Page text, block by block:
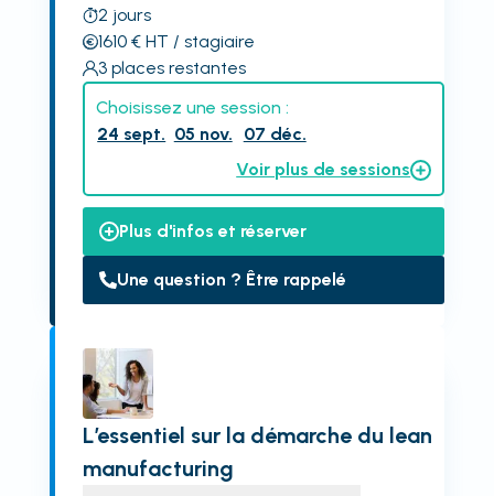
2 jours
1610€ HT / stagiaire
3 places restantes
Choisissez une session :
24 sept. 05 nov.
07 déc.
Voir plus de sessions
Plus d'infos et réserver
Une question ? Être rappelé
L’essentiel sur la démarche du lean
manufacturing